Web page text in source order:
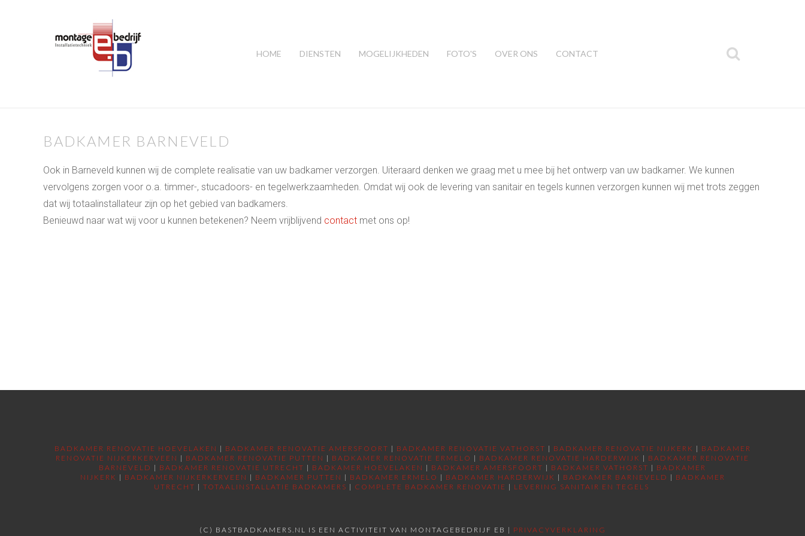
HOME DIENSTEN MOGELIJKHEDEN FOTO'S OVER ONS CONTACT
BADKAMER BARNEVELD
Ook in Barneveld kunnen wij de complete realisatie van uw badkamer verzorgen. Uiteraard denken we graag met u mee bij het ontwerp van uw badkamer. We kunnen
vervolgens zorgen voor o.a. timmer-, stucadoors- en tegelwerkzaamheden. Omdat wij ook de levering van sanitair en tegels kunnen verzorgen kunnen wij met trots zeggen
dat wij totaalinstallateur zijn op het gebied van badkamers.
Benieuwd naar wat wij voor u kunnen betekenen? Neem vrijblijvend contact met ons op!
BADKAMER RENOVATIE HOEVELAKEN | BADKAMER RENOVATIE AMERSFOORT | BADKAMER RENOVATIE VATHORST | BADKAMER RENOVATIE NIJKERK | BADKAMER
RENOVATIE NIJKERKERVEEN | BADKAMER RENOVATIE PUTTEN | BADKAMER RENOVATIE ERMELO | BADKAMER RENOVATIE HARDERWIJK | BADKAMER RENOVATIE
BARNEVELD | BADKAMER RENOVATIE UTRECHT | BADKAMER HOEVELAKEN | BADKAMER AMERSFOORT | BADKAMER VATHORST | BADKAMER
NIJKERK | BADKAMER NIJKERKERVEEN | BADKAMER PUTTEN | BADKAMER ERMELO | BADKAMER HARDERWIJK | BADKAMER BARNEVELD | BADKAMER
UTRECHT | TOTAALINSTALLATIE BADKAMERS | COMPLETE BADKAMER RENOVATIE | LEVERING SANITAIR EN TEGELS
(C) BASTBADKAMERS.NL IS EEN ACTIVITEIT VAN MONTAGEBEDRIJF EB | PRIVACYVERKLARING